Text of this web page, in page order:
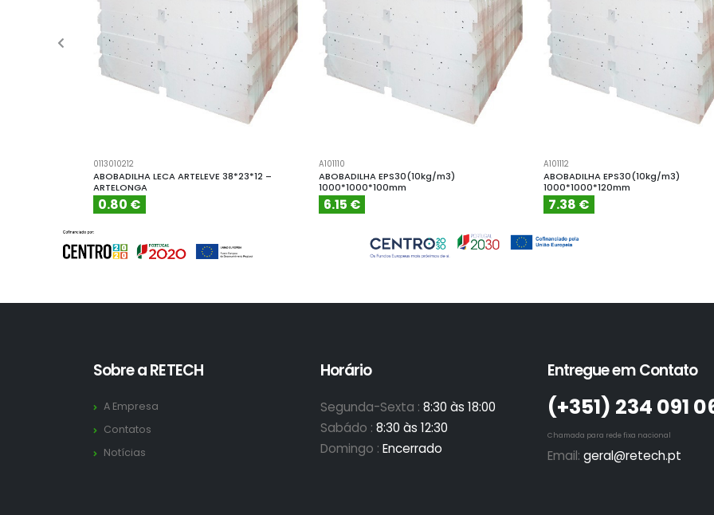
0113010212
ABOBADILHA LECA ARTELEVE 38*23*12 –
ARTELONGA
0.80 €
A101110
ABOBADILHA EPS30(10kg/m3)
1000*1000*100mm
6.15 €
A101112
ABOBADILHA EPS30(10kg/m3)
1000*1000*120mm
7.38 €
Sobre a RETECH
A Empresa
Contatos
Notícias
Horário
Segunda-Sexta : 8:30 às 18:00
Sabádo : 8:30 às 12:30
Domingo : Encerrado
Entregue em Contato
(+351)­ 234 091
Chamada para rede fixa nacional
Email: geral@retech.pt